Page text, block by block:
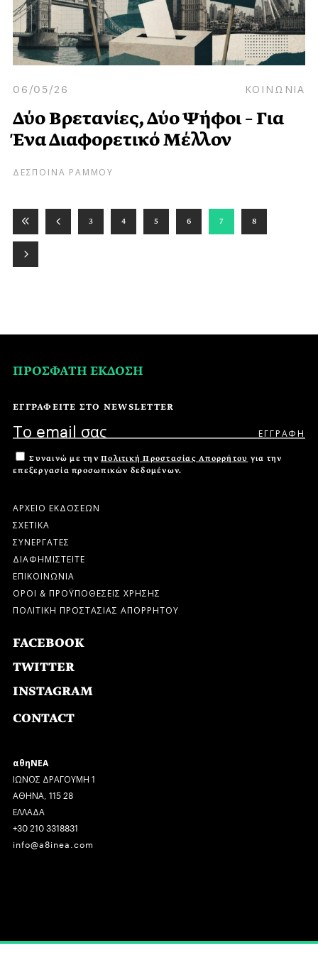
06/05/26 ΚΟΙΝΩΝΙΑ
Δύο Βρετανίες, Δύο Ψήφοι – Για
Ένα Διαφορετικό Μέλλον
ΔΕΣΠΟΙΝΑ ΡΑΜΜΟΥ
3 4 5 6 7 8
ΠΡΟΣΦΑΤΗ ΕΚΔΟΣΗ
ΕΓΓΡΑΦΕΙΤΕ ΣΤΟ NEWSLETTER
Συναινώ με την Πολιτική Προστασίας Απορρήτου για την
επεξεργασία προσωπικών δεδομένων.
ΑΡΧΕΙΟ ΕΚΔΟΣΕΩΝ
ΣΧΕΤΙΚΑ
ΣΥΝΕΡΓΑΤΕΣ
ΔΙΑΦΗΜΙΣΤΕΙΤΕ
ΕΠΙΚΟΙΝΩΝΙΑ
ΟΡΟΙ & ΠΡΟΫΠΟΘΕΣΕΙΣ ΧΡΗΣΗΣ
ΠΟΛΙΤΙΚΗ ΠΡΟΣΤΑΣΙΑΣ ΑΠΟΡΡΗΤΟΥ
FACEBOOK
TWITTER
INSTAGRAM
CONTACT
αθηΝΕΑ
ΙΩΝΟΣ ΔΡΑΓΟΥΜΗ 1
ΑΘΗΝΑ, 115 28
ΕΛΛΑΔΑ
+30 210 3318831
info@a8inea.com